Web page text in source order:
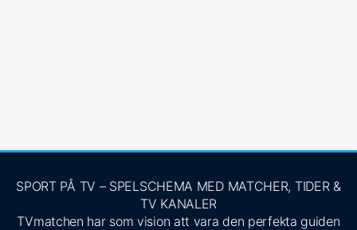
SPORT PÅ TV – SPELSCHEMA MED MATCHER, TIDER &
TV KANALER
TVmatchen har som vision att vara den perfekta guiden